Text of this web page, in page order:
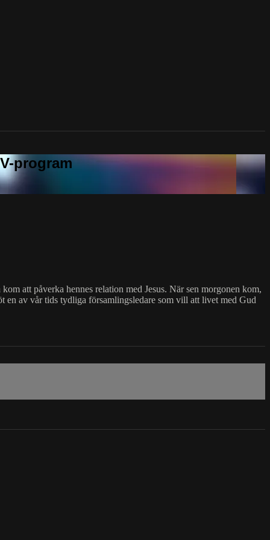
att påverka hennes relation med Jesus. När sen morgonen kom,
en av vår tids tydliga församlingsledare som vill att livet med Gud